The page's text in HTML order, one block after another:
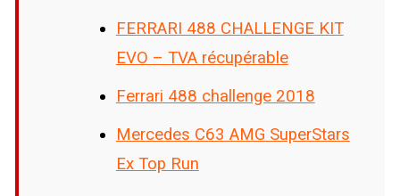
FERRARI 488 CHALLENGE KIT
EVO – TVA récupérable
Ferrari 488 challenge 2018
Mercedes C63 AMG SuperStars
Ex Top Run